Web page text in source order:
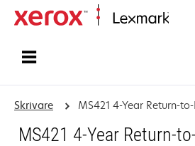
Skrivare MS421 4-Year Return-
MS421 4-Year Return-